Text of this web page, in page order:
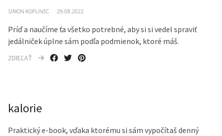
SIMON KOPUNEC 29.08.2022
Príď a naučíme ťa všetko potrebné, aby si si vedel spraviť
jedálniček úplne sám podľa podmienok, ktoré máš.
ZDIEĽAŤ
kalorie
Praktický e-book, vďaka ktorému si sám vypočítaš denný